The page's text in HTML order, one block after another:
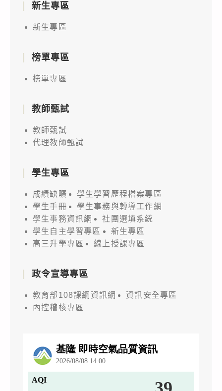
新生專區
新生專區
榜單專區
榜單專區
教師甄試
教師甄試
代理教師甄試
學生專區
成績缺曠
學生學習歷程檔案專區
學生手冊
學生事務與轉導工作網
學生事務資訊網
社團選填系統
學生自主學習專區
新生專區
高三升學專區
線上授課專區
政令宣導專區
教育部108課綱資訊網
資訊安全專區
內控稽核專區